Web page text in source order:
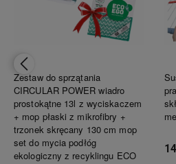
Trwała i skuteczna, super!
Karolina
Niezastąpiona przy trudnych do usunięcia
Magda
Polecam wszystkim serdecznie. Mam ją jakiś
niejedna gąbka czy ścierka. Przede wszystkim bez
Zestaw do sprzątania
CIRCULAR POWER wiadro
prostokątne 13l z wyciskaczem
+ mop płaski z mikrofibry +
trzonek skręcany 130 cm mop
set do mycia podłóg
ekologiczny z recyklingu ECO